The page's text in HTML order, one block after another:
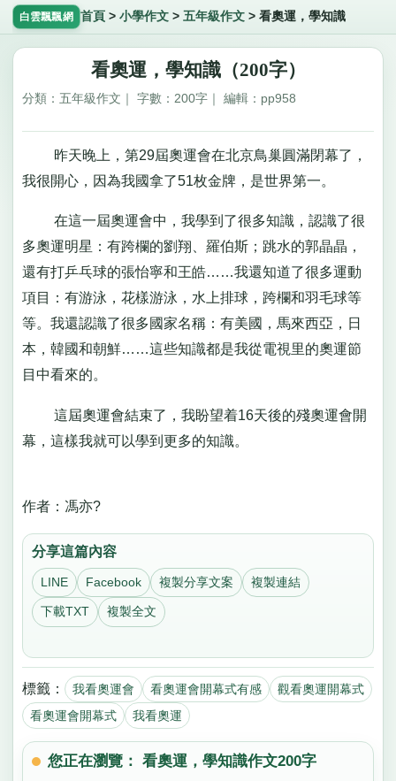
白雲飄飄網 首頁 > 小學作文> 五年級作文> 看奧運，學知識
看奧運，學知識（200字）
分類：五年級作文｜ 字數：200字｜ 編輯：pp958
昨天晚上，第29屆奧運會在北京鳥巢圓滿閉幕了，
我很開心，因為我國拿了51枚金牌，是世界第一。
在這一屆奧運會中，我學到了很多知識，認識了很
多奧運明星：有跨欄的劉翔、羅伯斯；跳水的郭晶晶，
還有打乒乓球的張怡寧和王皓……我還知道了很多運動
項目：有游泳，花樣游泳，水上排球，跨欄和羽毛球等
等。我還認識了很多國家名稱：有美國，馬來西亞，日
本，韓國和朝鮮……這些知識都是我從電視里的奧運節
目中看來的。
這屆奧運會結束了，我盼望着16天後的殘奧運會開
幕，這樣我就可以學到更多的知識。
作者：馮亦?
分享這篇內容
LINE Facebook 複製分享文案 複製連結
下載TXT 複製全文
標籤： 我看奧運會 看奧運會開幕式有感
觀看奧運開幕式
看奧運會開幕式
我看奧運
您正在瀏覽： 看奧運，學知識作文200字